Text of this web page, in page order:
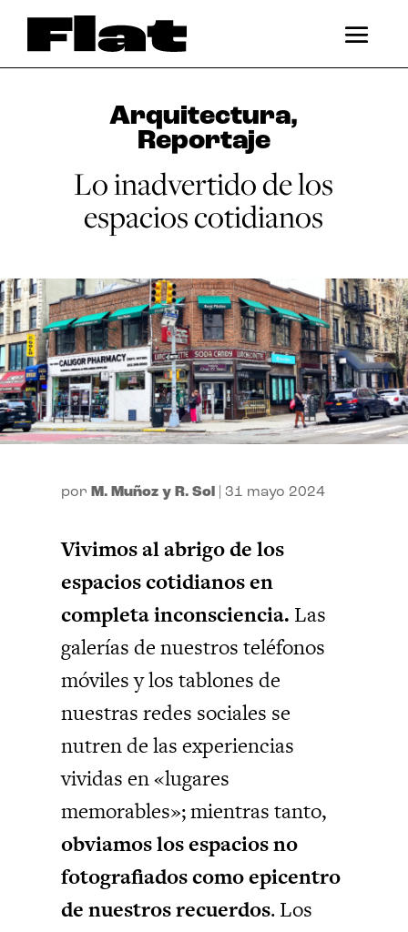
Arquitectura,
Reportaje
Lo inadvertido de los
espacios cotidianos
por M. Muñoz y R. Sol |31 mayo 2024
Vivimos al abrigo de los
espacios cotidianos en
completa inconsciencia. Las
galerías de nuestros teléfonos
móviles y los tablones de
nuestras redes sociales se
nutren de las experiencias
vividas en «lugares
memorables»; mientras tanto,
obviamos los espacios no
fotografiados como epicentro
de nuestros recuerdos. Los